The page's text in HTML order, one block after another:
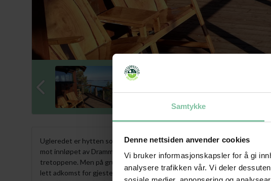
Samtykke
Denne nettsiden anvender cookies
Vi bruker informasjonskapsler for å gi
analysere trafikken vår. Vi deler
Ugleredet er hytten som ligger helt ut mot stupet langs det ca 3 km
mot innløpet av Drammensfjorden og over Falkenstenbukta østover
tretoppene. Men på grunn av terrengformen, er adkomst til hyttene via
lett adkomst for gjestene, og er slik sett også tilpasset gjester som